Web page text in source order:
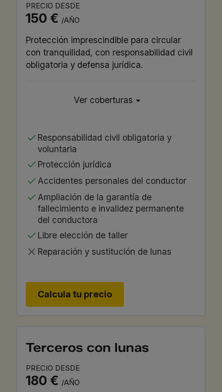
PRECIO DESDE
150 € /AÑO
Protección imprescindible para circular
con tranquilidad, con responsabilidad civil
obligatoria y defensa jurídica.
Ver coberturas
Responsabilidad civil obligatoria y
voluntaria
Protección jurídica
Accidentes personales del conductor
Ampliación de la garantía de
fallecimiento e invalidez permanente
del conductora
Libre elección de taller
Reparación y sustitución de lunas
Calcula tu precio
Terceros con lunas
PRECIO DESDE
180 € /AÑO